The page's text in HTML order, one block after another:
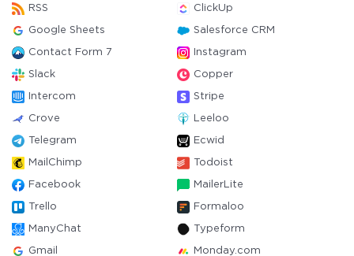
RSS ClickUp
Google Sheets Salesforce CRM
Contact Form 7 Instagram
Slack Copper
Intercom Stripe
Crove Leeloo
Telegram Ecwid
MailChimp Todoist
Facebook MailerLite
Trello Formaloo
ManyChat Typeform
Gmail Monday.com